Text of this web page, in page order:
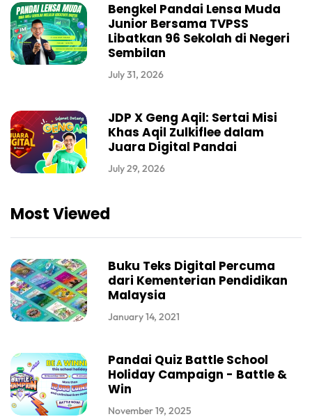
Bengkel Pandai Lensa Muda
Junior Bersama TVPSS
Libatkan 96 Sekolah di Negeri
Sembilan
July 31, 2026
JDP X Geng Aqil: Sertai Misi
Khas Aqil Zulkiflee dalam
Juara Digital Pandai
July 29, 2026
Most Viewed
Buku Teks Digital Percuma
dari Kementerian Pendidikan
Malaysia
January 14, 2021
Pandai Quiz Battle School
Holiday Campaign - Battle &
Win
November 19, 2025